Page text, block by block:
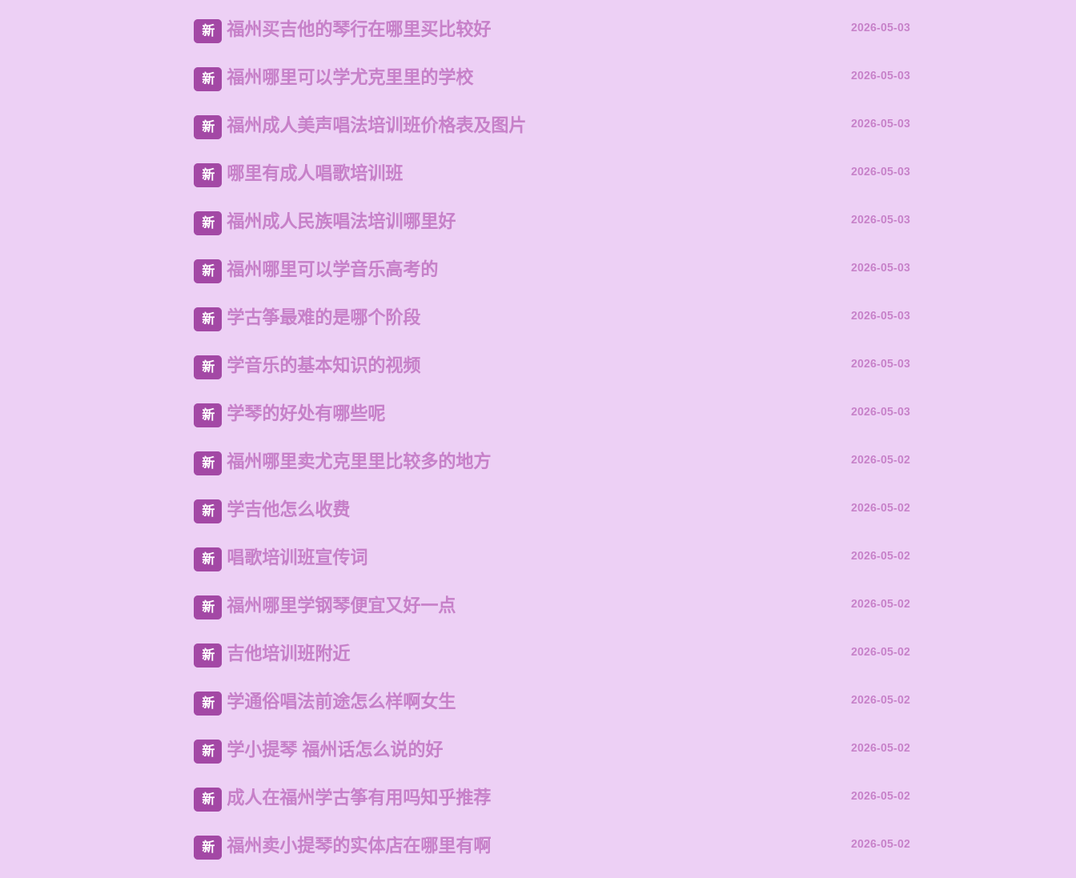
新 福州买吉他的琴行在哪里买比较好 2026-05-03
新 福州哪里可以学尤克里里的学校 2026-05-03
新 福州成人美声唱法培训班价格表及图片 2026-05-03
新 哪里有成人唱歌培训班 2026-05-03
新 福州成人民族唱法培训哪里好 2026-05-03
新 福州哪里可以学音乐高考的 2026-05-03
新 学古筝最难的是哪个阶段 2026-05-03
新 学音乐的基本知识的视频 2026-05-03
新 学琴的好处有哪些呢 2026-05-03
新 福州哪里卖尤克里里比较多的地方 2026-05-02
新 学吉他怎么收费 2026-05-02
新 唱歌培训班宣传词 2026-05-02
新 福州哪里学钢琴便宜又好一点 2026-05-02
新 吉他培训班附近 2026-05-02
新 学通俗唱法前途怎么样啊女生 2026-05-02
新 学小提琴 福州话怎么说的好 2026-05-02
新 成人在福州学古筝有用吗知乎推荐 2026-05-02
新 福州卖小提琴的实体店在哪里有啊 2026-05-02